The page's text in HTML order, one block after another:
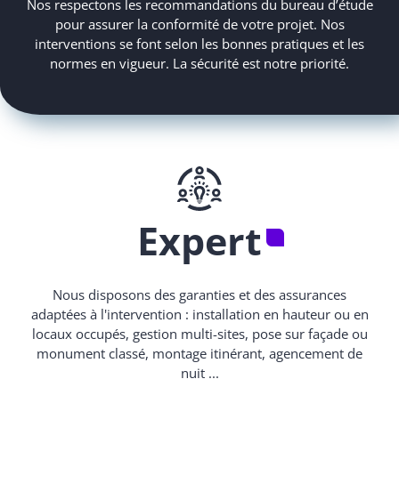
Nos respectons les recommandations du bureau d’étude
pour assurer la conformité de votre projet. Nos
interventions se font selon les bonnes pratiques et les
normes en vigueur. La sécurité est notre priorité.
Expert
Nous disposons des garanties et des assurances
adaptées à l'intervention : installation en hauteur ou en
locaux occupés, gestion multi-sites, pose sur façade ou
monument classé, montage itinérant, agencement de
nuit ...